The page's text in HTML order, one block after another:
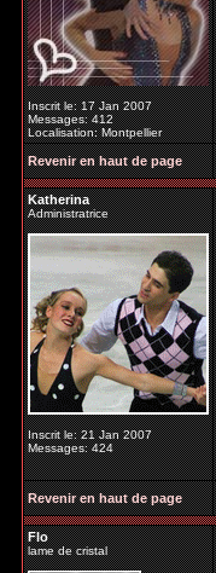
Inscrit le: 17 Jan 2007
Messages: 412
Localisation: Montpellier
Revenir en haut de page
Katherina
Administratrice
Inscrit le: 21 Jan 2007
Messages: 424
Revenir en haut de page
Flo
lame de cristal